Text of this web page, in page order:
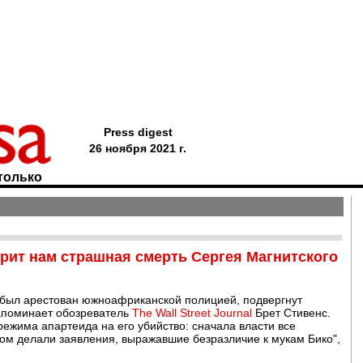
Press digest
26 ноября 2021 г.
нам страшная смерть Сергея Магнитского
арестован южноафриканской полицией, подвергнут
обозреватель The Wall Street Journal Брет Стивенс.
апартеида на его убийство: сначала власти все
делали заявления, выражавшие безразличие к мукам Бико",